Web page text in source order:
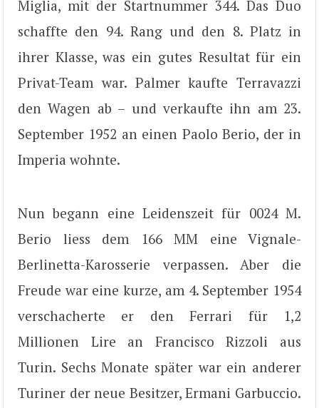
Miglia, mit der Startnummer 344. Das Duo
schaffte den 94. Rang und den 8. Platz in
ihrer Klasse, was ein gutes Resultat für ein
Privat-Team war. Palmer kaufte Terravazzi
den Wagen ab – und verkaufte ihn am 23.
September 1952 an einen Paolo Berio, der in
Imperia wohnte.
Nun begann eine Leidenszeit für 0024 M.
Berio liess dem 166 MM eine Vignale-
Berlinetta-Karosserie verpassen. Aber die
Freude war eine kurze, am 4. September 1954
verschacherte er den Ferrari für 1,2
Millionen Lire an Francisco Rizzoli aus
Turin. Sechs Monate später war ein anderer
Turiner der neue Besitzer, Ermani Garbuccio.